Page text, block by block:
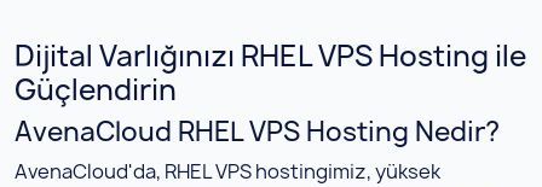
Dijital Varlığınızı RHEL VPS Hosting ile
Güçlendirin
AvenaCloud RHEL VPS Hosting Nedir?
AvenaCloud'da, RHEL VPS hostingimiz, yüksek